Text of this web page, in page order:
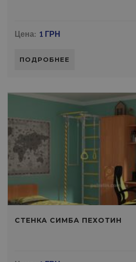
Цена: 1 ГРН
ПОДРОБНЕЕ
СТЕНКА СИМБА ПЕХОТИН